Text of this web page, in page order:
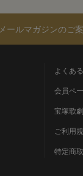
メールマガジンのご
よくあ
会員ペ
宝塚歌
ご利用
特定商